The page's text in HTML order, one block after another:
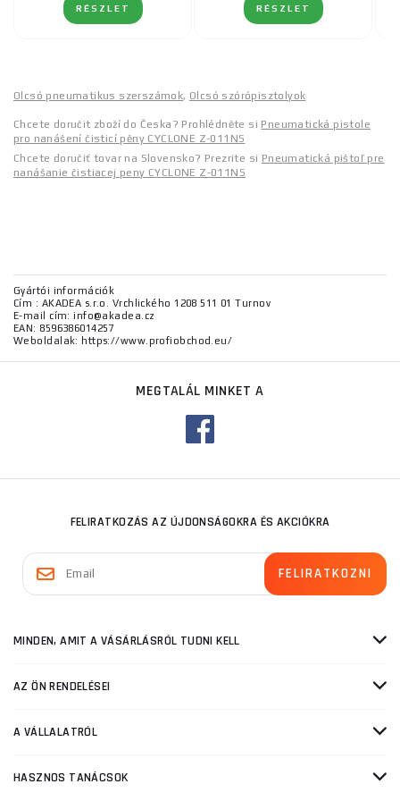
RÉSZLET RÉSZLET
Olcsó pneumatikus szerszámok, Olcsó szórópisztolyok
Chcete doručit zboží do Česka? Prohlédněte si Pneumatická pistole
pro nanášení čisticí pěny CYCLONE Z-011NS
Chcete doručiť tovar na Slovensko? Prezrite si Pneumatická pištoľ pre
nanášanie čistiacej peny CYCLONE Z-011NS
Gyártói információk
Cím : AKADEA s.r.o. Vrchlického 1208 511 01 Turnov
E-mail cím: info@akadea.cz
EAN: 8596386014257
Weboldalak: https://www.profiobchod.eu/
MEGTALÁL MINKET A
FELIRATKOZÁS AZ ÚJDONSÁGOKRA ÉS AKCIÓKRA
MINDEN, AMIT A VÁSÁRLÁSRÓL TUDNI KELL
AZ ÖN RENDELÉSEI
A VÁLLALATRÓL
HASZNOS TANÁCSOK